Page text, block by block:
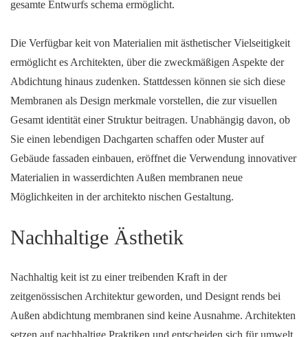
gesamte Entwurfs schema ermöglicht.
Die Verfügbar keit von Materialien mit ästhetischer Vielseitigkeit
ermöglicht es Architekten, über die zweckmäßigen Aspekte der
Abdichtung hinaus zudenken. Stattdessen können sie sich diese
Membranen als Design merkmale vorstellen, die zur visuellen
Gesamt identität einer Struktur beitragen. Unabhängig davon, ob
Sie einen lebendigen Dachgarten schaffen oder Muster auf
Gebäude fassaden einbauen, eröffnet die Verwendung innovativer
Materialien in wasserdichten Außen membranen neue
Möglichkeiten in der architekto nischen Gestaltung.
Nachhaltige Ästhetik
Nachhaltig keit ist zu einer treibenden Kraft in der
zeitgenössischen Architektur geworden, und Designt rends bei
Außen abdichtung membranen sind keine Ausnahme. Architekten
setzen auf nachhaltige Praktiken und entscheiden sich für umwelt